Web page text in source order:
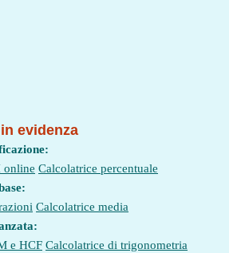
evidenza
online Calcolatrice percentuale
Calcolatrice media
e HCF Calcolatrice di trigonometria